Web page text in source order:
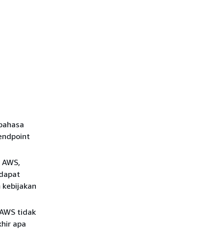
tidak
apa